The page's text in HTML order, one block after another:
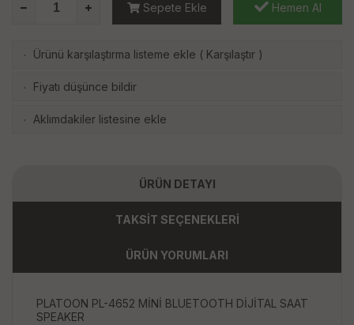
Sepete Ekle Hemen Al
· Ürünü karşılaştırma listeme ekle ( Karşılaştır )
· Fiyatı düşünce bildir
· Aklımdakiler listesine ekle
ÜRÜN DETAYI
TAKSİT SEÇENEKLERİ
ÜRÜN YORUMLARI
PLATOON PL-4652 MİNİ BLUETOOTH DİJİTAL SAAT
SPEAKER